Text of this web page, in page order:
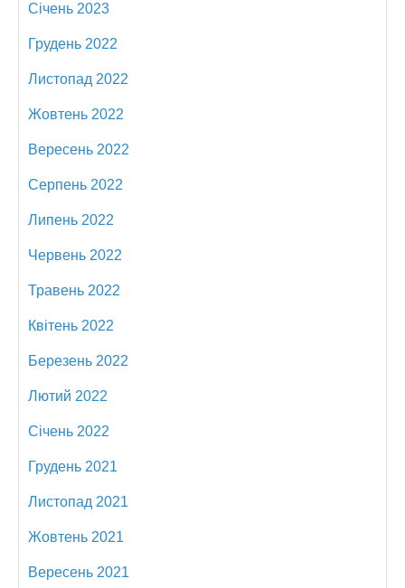
Січень 2023
Грудень 2022
Листопад 2022
Жовтень 2022
Вересень 2022
Серпень 2022
Липень 2022
Червень 2022
Травень 2022
Квітень 2022
Березень 2022
Лютий 2022
Січень 2022
Грудень 2021
Листопад 2021
Жовтень 2021
Вересень 2021